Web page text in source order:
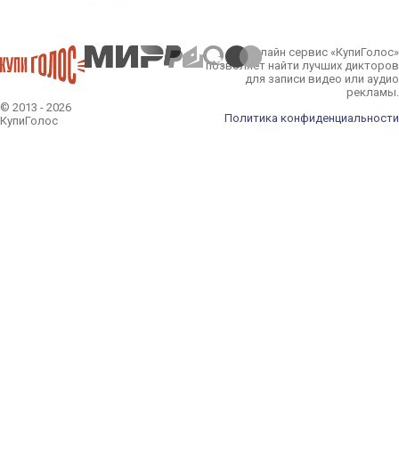
© 2013 - 2026
КупиГолос
Онлайн сервис «КупиГолос»
позволяет найти лучших дикторов
для записи видео или аудио
рекламы.
Политика конфиденциальности